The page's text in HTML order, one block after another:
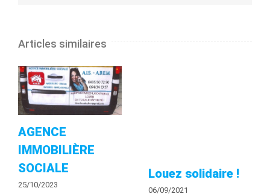
Articles similaires
AGENCE
IMMOBILIÈRE
SOCIALE
25/10/2023
Louez solidaire !
06/09/2021